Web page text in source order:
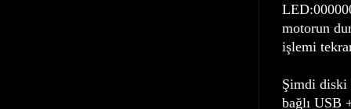
motorun
işlemi
Şimdi diski
bağlı USB